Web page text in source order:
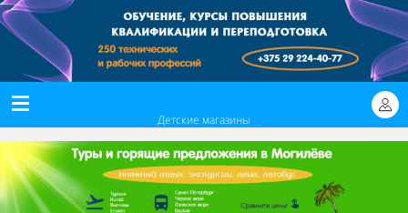
Детские магазины